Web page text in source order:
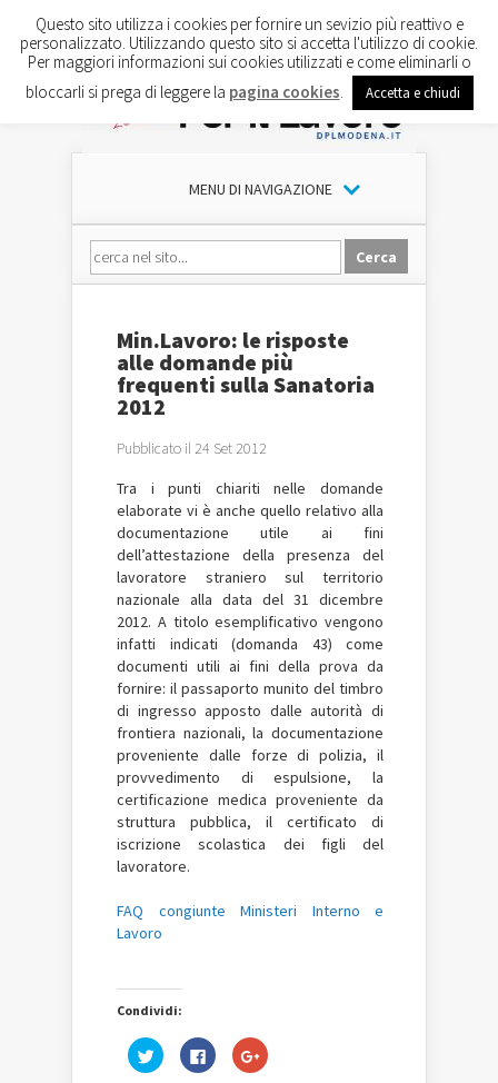
MENU DI NAVIGAZIONE
Min.Lavoro: le risposte
alle domande più
frequenti sulla Sanatoria
2012
Pubblicato il 24 Set 2012
Tra i punti chiariti nelle domande
elaborate vi è anche quello relativo alla
documentazione utile ai fini
dell’attestazione della presenza del
lavoratore straniero sul territorio
nazionale alla data del 31 dicembre
2012. A titolo esemplificativo vengono
infatti indicati (domanda 43) come
documenti utili ai fini della prova da
fornire: il passaporto munito del timbro
di ingresso apposto dalle autorità di
frontiera nazionali, la documentazione
proveniente dalle forze di polizia, il
provvedimento di espulsione, la
certificazione medica proveniente da
struttura pubblica, il certificato di
iscrizione scolastica dei figli del
lavoratore.
FAQ congiunte Ministeri Interno e
Lavoro
Condividi:
Fai
clic
Fai
clic
Fai
clic
Questo sito utilizza i cookies per fornire un sevizio più reattivo e
personalizzato. Utilizzando questo sito si accetta l'utilizzo di cookie.
Per maggiori informazioni sui cookies utilizzati e come eliminarli o
bloccarli si prega di leggere la pagina cookies Accetta e chiudi